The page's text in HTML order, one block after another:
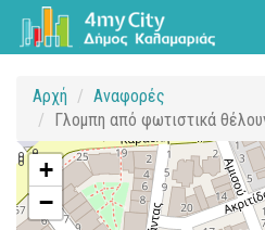
Αρχή
Αναφορές
Γλομπη από φωτιστικά
+
−